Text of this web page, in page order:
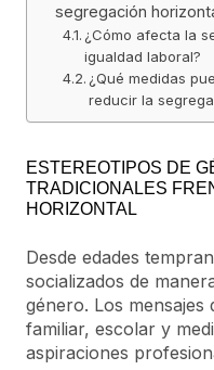
segregación
¿Cómo afecta la
igualdad laboral?
¿Qué medidas
reducir la
ESTEREOTIPOS DE
TRADICIONALES
HORIZONTAL
Desde edades
socializados de
género. Los
familiar, escolar y
aspiraciones